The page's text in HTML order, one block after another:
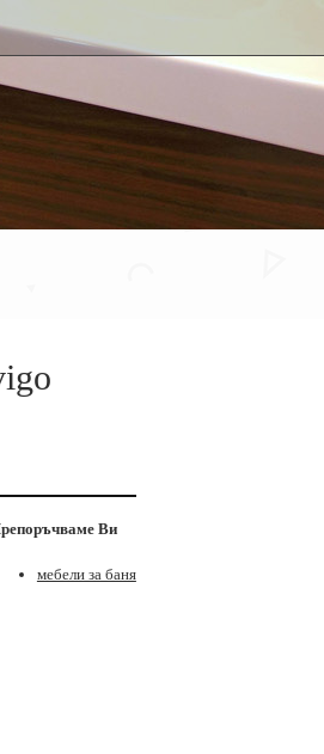
Ви
мебели за баня